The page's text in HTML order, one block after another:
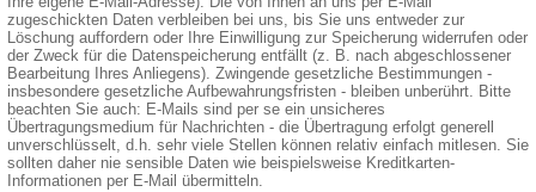
zugeschickten Daten verbleiben bei uns, bis Sie uns entweder zur
Löschung auffordern oder Ihre Einwilligung zur Speicherung widerrufen oder
der Zweck für die Datenspeicherung entfällt (z. B. nach abgeschlossener
Bearbeitung Ihres Anliegens). Zwingende gesetzliche Bestimmungen -
insbesondere gesetzliche Aufbewahrungsfristen - bleiben unberührt. Bitte
beachten Sie auch: E-Mails sind per se ein unsicheres
Übertragungsmedium für Nachrichten - die Übertragung erfolgt generell
unverschlüsselt, d.h. sehr viele Stellen können relativ einfach mitlesen. Sie
sollten daher nie sensible Daten wie beispielsweise Kreditkarten-
Informationen per E-Mail übermitteln.